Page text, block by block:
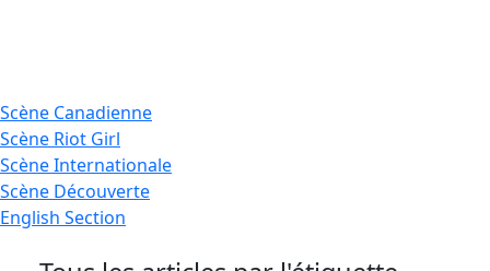
Scène Canadienne
Scène Riot Girl
ScèneInternationale
Scène Découverte
English Section